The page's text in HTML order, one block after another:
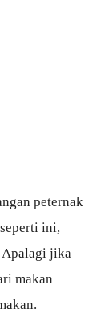
peternak
ini,
Apalagi jika
makan